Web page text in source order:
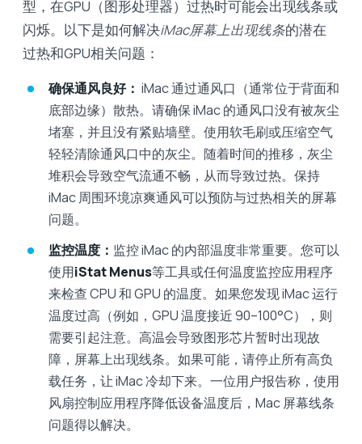
型，在GPU（图形处理器）过热时可能会出现线条或
闪烁。以下是如何解决iMac屏幕上出现线条的潜在
过热和GPU相关问题：
确保通风良好： iMac 通过通风口（通常位于背面和
底部边缘）散热。请确保 iMac 的通风口没有被灰尘
堵塞，​​并且没有紧贴墙壁。使用软毛刷或压缩空气
轻轻清除通风口中的灰尘。随着时间的推移，灰尘
堆积会导致空气流通不畅，从而导致过热。保持
iMac 周围环境凉爽通风可以预防与过热相关的屏幕
问题。
监控温度： 监控 iMac 的内部温度非常重要。您可以
使用iStat Menus等工具或任何温度监控应用程序
来检查 CPU 和 GPU 的温度。如果您发现 iMac 运行
温度过高（例如，GPU 温度接近 90–100°C），则
需要引起注意。高温会导致图形芯片暂时出现故
障，屏幕上出现线条。如果可能，请停止所有高负
载任务，让 iMac 冷却下来。一位用户报告称，使用
风扇控制应用程序降低设备温度后，Mac 屏幕线条
问题得以解决。